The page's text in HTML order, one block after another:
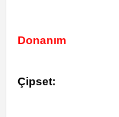
Donanım
Çipset: